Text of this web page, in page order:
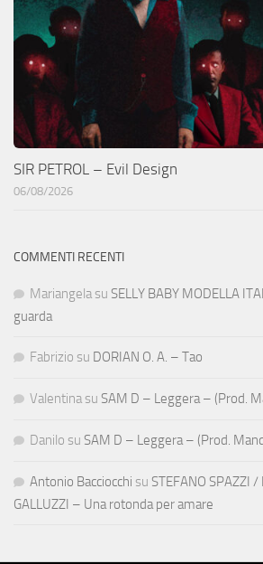
SIR PETROL – Evil Design
06/08/2026
COMMENTI RECENTI
Mariangela su SELLY BABY MODELLA
guarda
Fabrizio su DORIAN O. A. – Tao
Valentina su SAM D – Leggera – (Prod.
Danilo su SAM D – Leggera – (Prod.
Antonio Bacciocchi su STEFANO SPAZZI
GALLUZZI – Una rotonda per amare